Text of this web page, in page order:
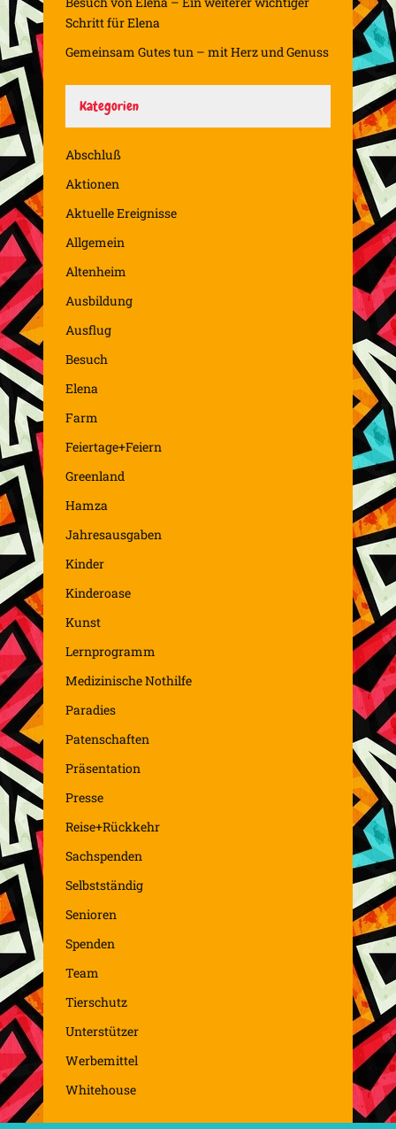
Schritt für Elena
Gemeinsam Gutes tun – mit Herz und Genuss
Kategorien
Abschluß
Aktionen
Aktuelle Ereignisse
Allgemein
Altenheim
Ausbildung
Ausflug
Besuch
Elena
Farm
Feiertage+Feiern
Greenland
Hamza
Jahresausgaben
Kinder
Kinderoase
Kunst
Lernprogramm
Medizinische Nothilfe
Paradies
Patenschaften
Präsentation
Presse
Reise+Rückkehr
Sachspenden
Selbstständig
Senioren
Spenden
Team
Tierschutz
Unterstützer
Werbemittel
Whitehouse